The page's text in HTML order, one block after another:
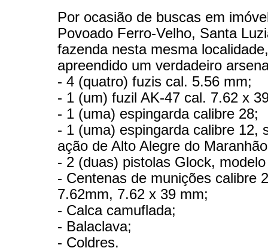
Por ocasião de buscas em
Povoado Ferro-Velho, Santa
fazenda nesta mesma
apreendido um verdadeiro
- 4 (quatro) fuzis cal. 5.56 mm;
- 1 (um) fuzil AK-47 cal. 7.62 x
- 1 (uma) espingarda calibre 28;
- 1 (uma) espingarda calibre 12,
ação de Alto Alegre do
- 2 (duas) pistolas Glock,
- Centenas de munições calibre
7.62mm, 7.62 x 39 mm;
- Calca camuflada;
- Balaclava;
- Coldres.